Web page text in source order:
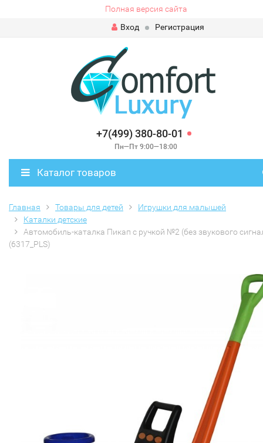
Полная версия сайта
Вход
Регистрация
+7(499) 380-80-01
Пн—Пт 9:00—18:00
Каталог товаров
Главная Товары для детей
Игрушки для малышей
Каталки детские
Автомобиль-каталка Пикап с ручкой №2 (без звукового
(6317_PLS)